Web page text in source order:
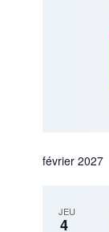
février 2027
JEU
4